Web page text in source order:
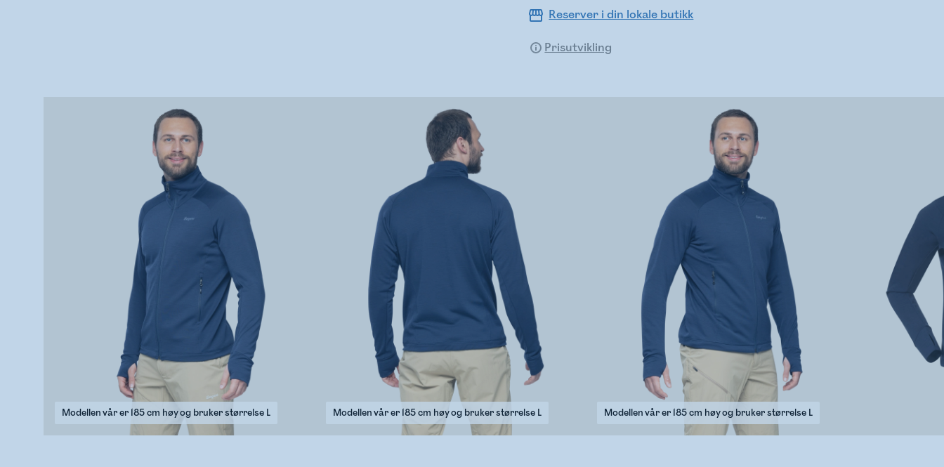
Reserver i din lokale butikk
Prisutvikling
Modellen vår er 185 cm høy og bruker størrelse L Modellen vår er 185 cm høy og bruker størrelse L Modellen vår er 185 cm høy og bruker størrelse L